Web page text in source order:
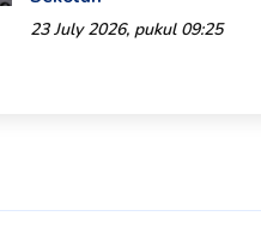
23 July 2026, pukul 09:25